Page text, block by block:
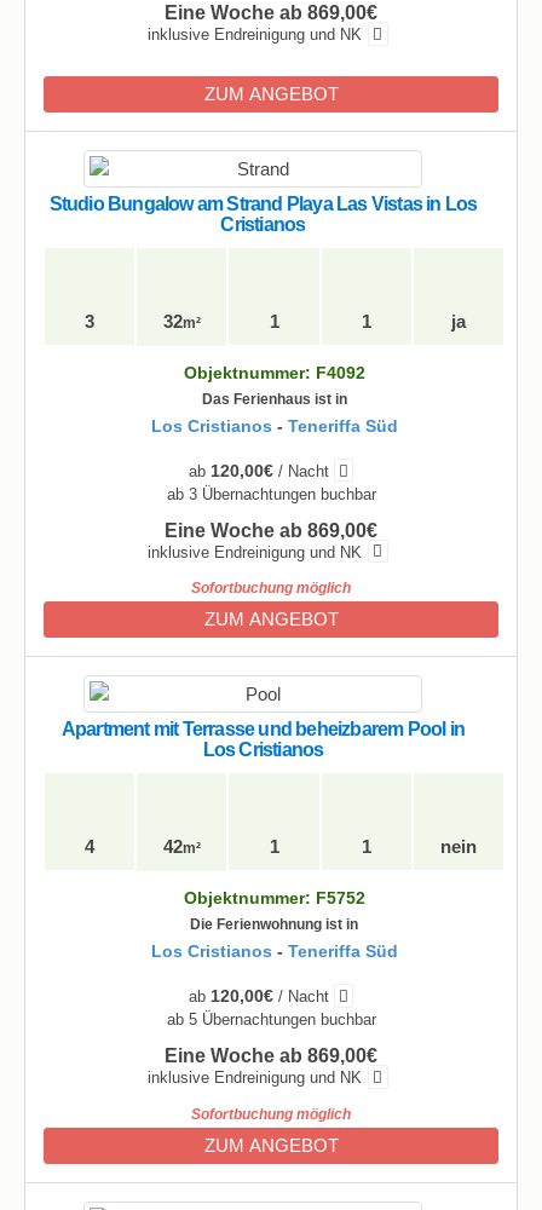
Eine Woche ab 869,00€
inklusive Endreinigung und NK
ZUM ANGEBOT
Studio Bungalow am Strand Playa Las Vistas in Los
Cristianos
3 32m² 1 1 ja
Objektnummer: F4092
Das Ferienhaus ist in
Los Cristianos - Teneriffa Süd
ab 120,00€/ Nacht
ab 3 Übernachtungen buchbar
Eine Woche ab 869,00€
inklusive Endreinigung und NK
Sofortbuchung möglich
ZUM ANGEBOT
Apartment mit Terrasse und beheizbarem Pool in
Los Cristianos
4 42m² 1 1 nein
Objektnummer: F5752
Die Ferienwohnung ist in
Los Cristianos - Teneriffa Süd
ab 120,00€/ Nacht
ab 5 Übernachtungen buchbar
Eine Woche ab 869,00€
inklusive Endreinigung und NK
Sofortbuchung möglich
ZUM ANGEBOT